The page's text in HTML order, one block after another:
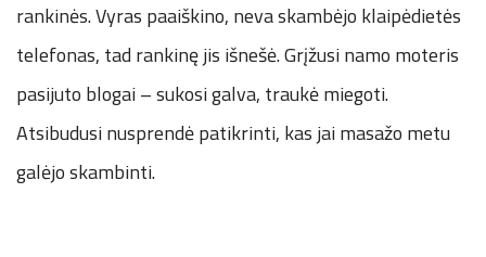
rankinės. Vyras paaiškino, neva skambėjo klaipėdietės
telefonas, tad rankinę jis išnešė. Grįžusi namo moteris
pasijuto blogai – sukosi galva, traukė miegoti.
Atsibudusi nusprendė patikrinti, kas jai masažo metu
galėjo skambinti.